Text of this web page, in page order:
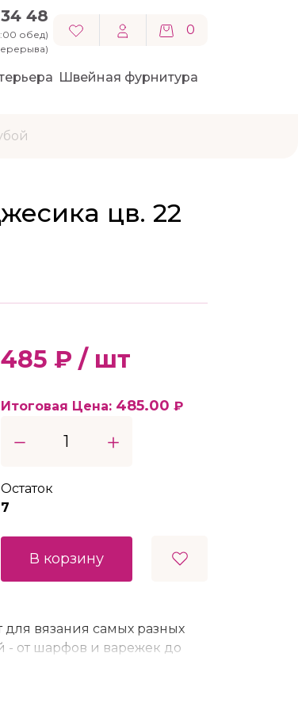
48
обед)
0
Швейная фурнитура
цв. 22
485 ₽ / шт
Итоговая Цена: 485.00 ₽
Остаток
7
В корзину
для вязания самых разных
- от шарфов и варежек до